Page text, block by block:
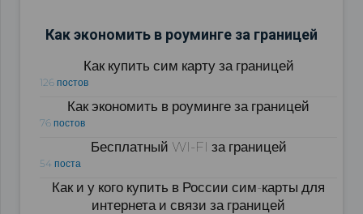
Как экономить в роуминге за границей
Как купить сим карту за границей
126 постов
Как экономить в роуминге за границей
76 постов
Бесплатный WI-FI за границей
54 поста
Как и у кого купить в России сим-карты для
интернета и связи за границей